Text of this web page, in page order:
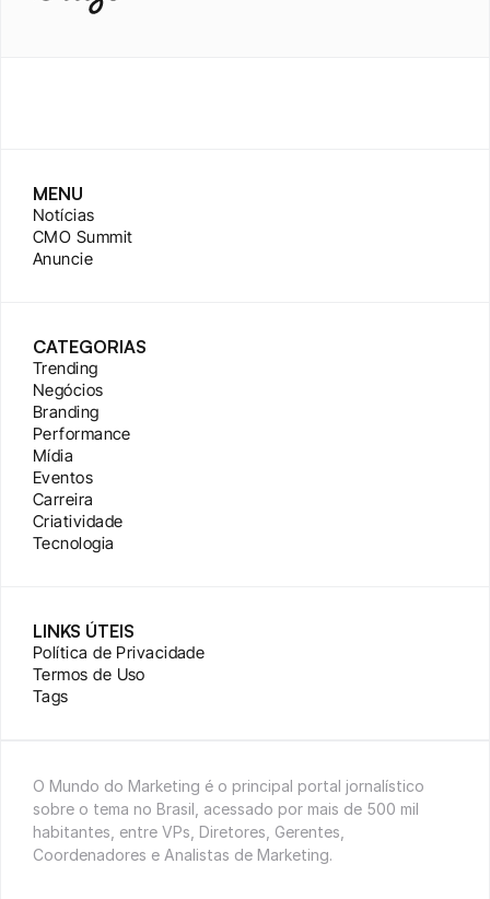
MENU
Notícias
CMO Summit
Anuncie
CATEGORIAS
Trending
Negócios
Branding
Performance
Mídia
Eventos
Carreira
Criatividade
Tecnologia
LINKS ÚTEIS
Política de Privacidade
Termos de Uso
Tags
O Mundo do Marketing é o principal portal jornalístico
sobre o tema no Brasil, acessado por mais de 500 mil
habitantes, entre VPs, Diretores, Gerentes,
Coordenadores e Analistas de Marketing.